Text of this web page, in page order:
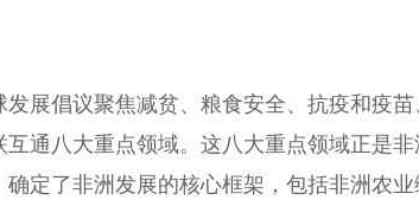
展倡议聚焦减贫、粮食安全、抗疫和疫苗
通八大重点领域。这八大重点领域正是非
定了非洲发展的核心框架，包括非洲农业